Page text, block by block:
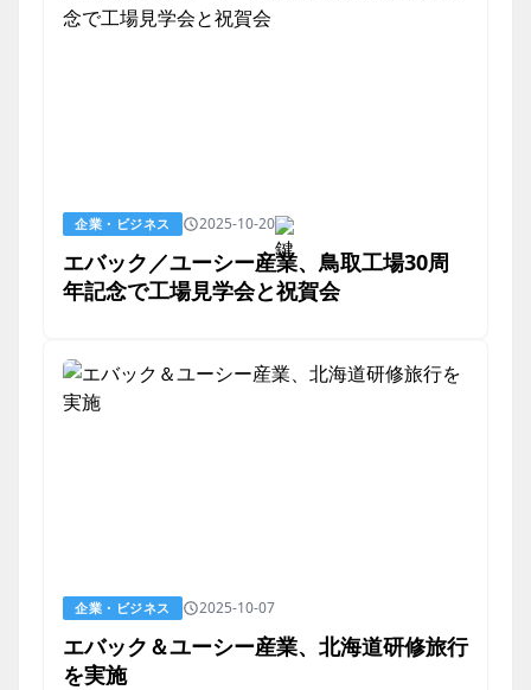
企業・ビジネス 2025-10-20
エバック／ユーシー産業、鳥取工場30周
年記念で工場見学会と祝賀会
企業・ビジネス 2025-10-07
エバック＆ユーシー産業、北海道研修旅行
を実施